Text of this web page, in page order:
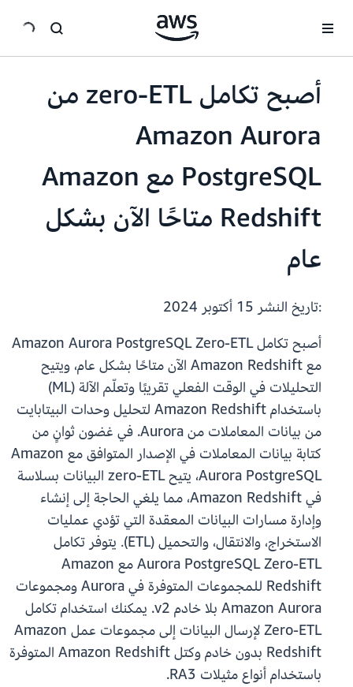
أصبح تكامل zero-ETL من
Amazon Aurora
PostgreSQL مع Amazon
Redshift متاحًا الآن بشكل
عام
:تاريخ النشر
أصبح تكامل Amazon Aurora PostgreSQL Zero-ETL
مع Amazon Redshift الآن متاحًا بشكل عام، ويتيح
التحليلات في الوقت الفعلي تقريبًا وتعلّم الآلة (ML)
باستخدام Amazon Redshift لتحليل وحدات البيتابايت
من بيانات المعاملات من Aurora. في غضون ثوانٍ من
كتابة بيانات المعاملات في الإصدار المتوافق مع Amazon
Aurora PostgreSQL، يتيح zero-ETL البيانات بسلاسة
في Amazon Redshift، مما يلغي الحاجة إلى إنشاء
وإدارة مسارات البيانات المعقدة التي تؤدي عمليات
الاستخراج، والانتقال، والتحميل (ETL). يتوفر تكامل
Aurora PostgreSQL Zero-ETL مع Amazon
Redshift للمجموعات المتوفرة في Aurora ومجموعات
Amazon Aurora بلا خادم v2. يمكنك استخدام تكامل
Zero-ETL لإرسال البيانات إلى مجموعات عمل Amazon
Redshift بدون خادم وكتل Amazon Redshift المتوفرة
باستخدام أنواع مثيلات RA3.